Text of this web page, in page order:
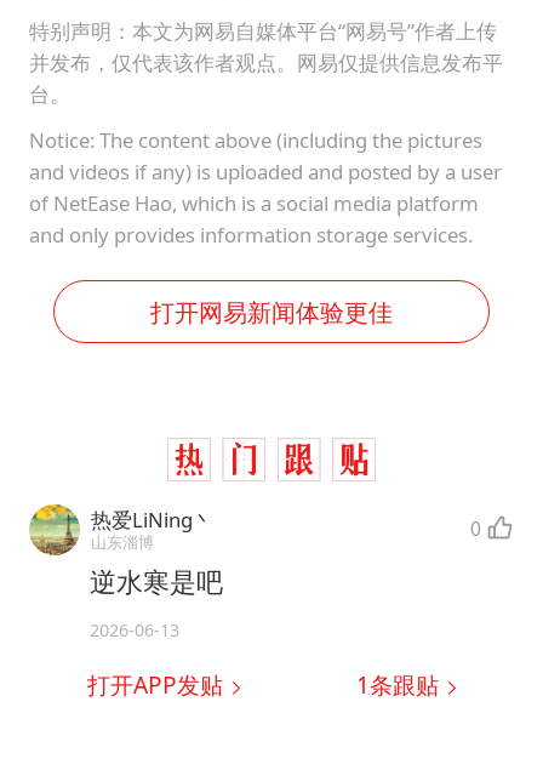
特别声明：本文为网易自媒体平台“网易号”作者上传
并发布，仅代表该作者观点。网易仅提供信息发布平
台。
Notice: The content above (including the pictures
and videos if any) is uploaded and posted by a user
of NetEase Hao, which is a social media platform
and only provides information storage services.
打开网易新闻体验更佳
热爱LiNing丶
山东淄博 0
逆水寒是吧
2026-06-13
打开APP发贴 1条跟贴